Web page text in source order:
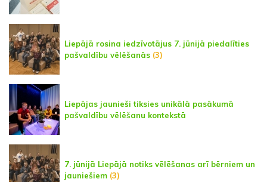
Liepājā rosina iedzīvotājus 7. jūnijā piedalīties
pašvaldību vēlēšanās (3)
Liepājas jaunieši tiksies unikālā pasākumā
pašvaldību vēlēšanu kontekstā
7. jūnijā Liepājā notiks vēlēšanas arī bērniem un
jauniešiem (3)